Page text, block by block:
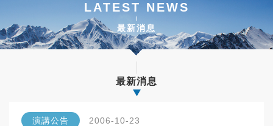
LATEST NEWS
最新消息
最新消息
演講公告 2006-10-23